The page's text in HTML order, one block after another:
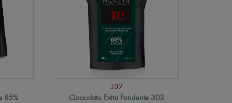
85%
302
Cioccolato Extra Fondente 302